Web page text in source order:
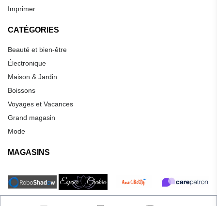
Imprimer
CATÉGORIES
Beauté et bien-être
Électronique
Maison & Jardin
Boissons
Voyages et Vacances
Grand magasin
Mode
MAGASINS